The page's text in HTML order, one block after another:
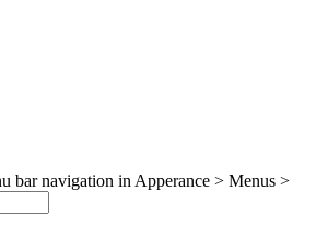
bar navigation in Apperance > Menus >